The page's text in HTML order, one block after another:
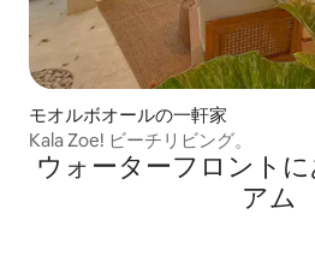
モオルボオールの一軒家
Kala Zoe! ビーチリビング。
ウォーターフロント
アム